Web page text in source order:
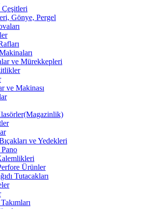
Gönye, Pergel
ve Mürekkepleri
ve Makinası
ve Yedekleri
Ürünler
Tutacakları